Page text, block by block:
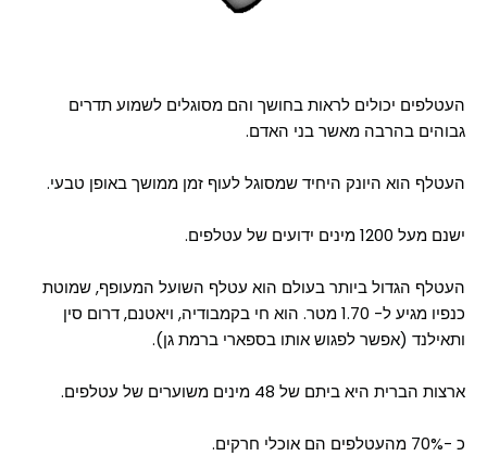
העטלפים יכולים לראות בחושך והם מסוגלים לשמוע תדרים
גבוהים בהרבה מאשר בני האדם.
העטלף הוא היונק היחיד שמסוגל לעוף זמן ממושך באופן טבעי.
ישנם מעל 1200 מינים ידועים של עטלפים.
העטלף הגדול ביותר בעולם הוא עטלף השועל המעופף, שמוטת
כנפיו מגיע ל- 1.70 מטר. הוא חי בקמבודיה, ויאטנם, דרום סין
ותאילנד (אפשר לפגוש אותו בספארי ברמת גן).
ארצות הברית היא ביתם של 48 מינים משוערים של עטלפים.
כ -70% מהעטלפים הם אוכלי חרקים.